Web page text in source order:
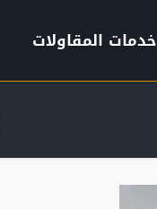
خدمات المقاولات